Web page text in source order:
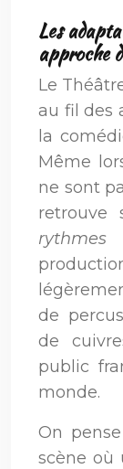
Les
approche
Le
au fil des
la
Même
ne sont
retrouve
rythmes
de
de
public
monde.
On
scène où